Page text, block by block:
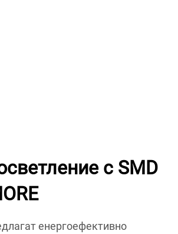
с SMD
енергоефективно